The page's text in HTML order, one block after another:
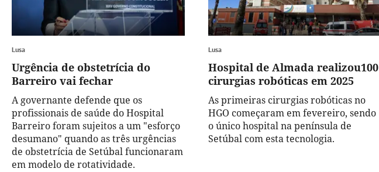
Lusa
Urgência de obstetrícia do
Barreiro vai fechar
A governante defende que os
profissionais de saúde do Hospital
Barreiro foram sujeitos a um "esforço
desumano" quando as três urgências
de obstetrícia de Setúbal funcionaram
em modelo de rotatividade.
Lusa
Hospital de Almada realizou100
cirurgias robóticas em 2025
As primeiras cirurgias robóticas no
HGO começaram em fevereiro, sendo
o único hospital na península de
Setúbal com esta tecnologia.